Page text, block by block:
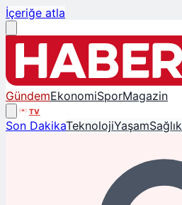
İçeriğe atla
GündemEkonomiSporMagazin
TV
Son DakikaTeknolojiYaşamSağlık